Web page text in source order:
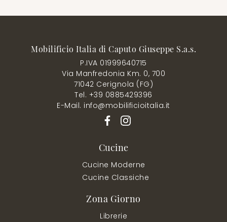
Mobilificio Italia di Caputo Giuseppe S.a.s.
P.IVA 01999640715
Via Manfredonia Km. 0, 700
71042 Cerignola (FG)
Tel. +39 0885429396
E-Mail. info@mobilificioitalia.it
Cucine
Cucine Moderne
Cucine Classiche
Zona Giorno
Librerie